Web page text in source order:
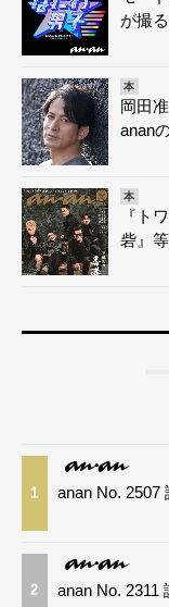
が撮
本
岡田
anan
本
『ト
砦』
1 anan No. 2507
2 anan No. 2311